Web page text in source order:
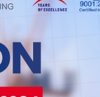
नाला निर्माण र
बताएको छ ।
औपचारिक